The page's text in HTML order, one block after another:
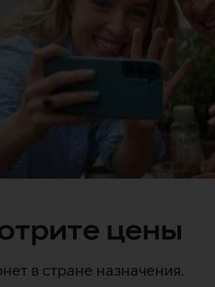
цены
в стране назначения.